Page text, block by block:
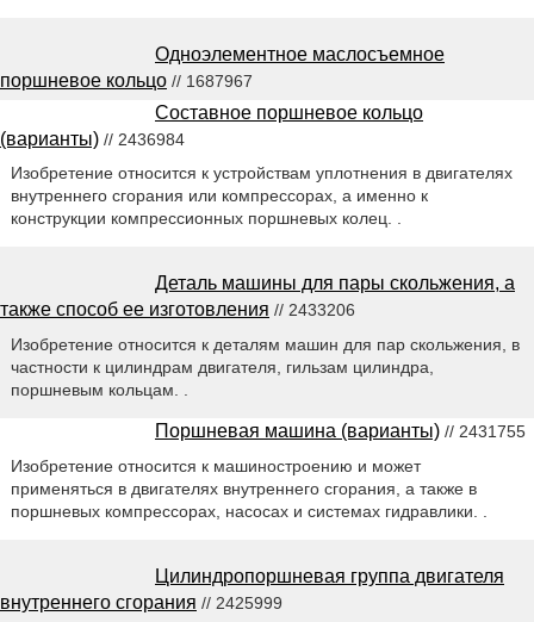
Одноэлементное маслосъемное
поршневое кольцо // 1687967
Составное поршневое кольцо
(варианты) // 2436984
Изобретение относится к устройствам уплотнения в двигателях
внутреннего сгорания или компрессорах, а именно к
конструкции компрессионных поршневых колец. .
Деталь машины для пары скольжения, а
также способ ее изготовления // 2433206
Изобретение относится к деталям машин для пар скольжения, в
частности к цилиндрам двигателя, гильзам цилиндра,
поршневым кольцам. .
Поршневая машина (варианты) // 2431755
Изобретение относится к машиностроению и может
применяться в двигателях внутреннего сгорания, а также в
поршневых компрессорах, насосах и системах гидравлики. .
Цилиндропоршневая группа двигателя
внутреннего сгорания // 2425999